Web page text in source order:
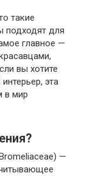
такие
подходят для
главное —
вы хотите
эта
в мир
—